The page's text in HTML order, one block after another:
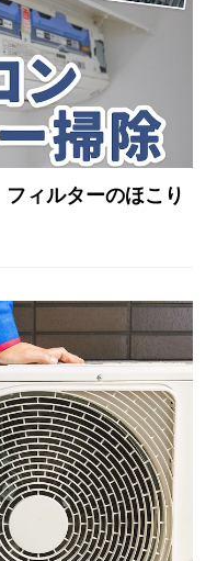
ィルターのほこり